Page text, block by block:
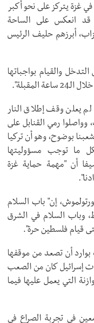
غزة يتركز على نحو أكبر
قد انعكس على الساحة
أبرزهم حليف الرئيس
والقيام بواجباتها
المقبلة".
يعلن وقف إطلاق النار
وواصلوا رمي القنابل على
بوضوح، وهو أن تركيا
ما توجب مسؤوليتها
أن "مهمة حماية غزة
إن" باب السلام
وباب السلام في الشرق
قيام فلسطين حرة".
أن تصعد من موقفها
إسرائيل كان من الصعب
التي يعمل عليها فيما
في تجربة الصراع في